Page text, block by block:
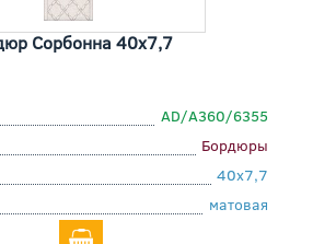
Сорбонна 40x7,7
AD/A360/6355
Бордюры
40x7,7
матовая